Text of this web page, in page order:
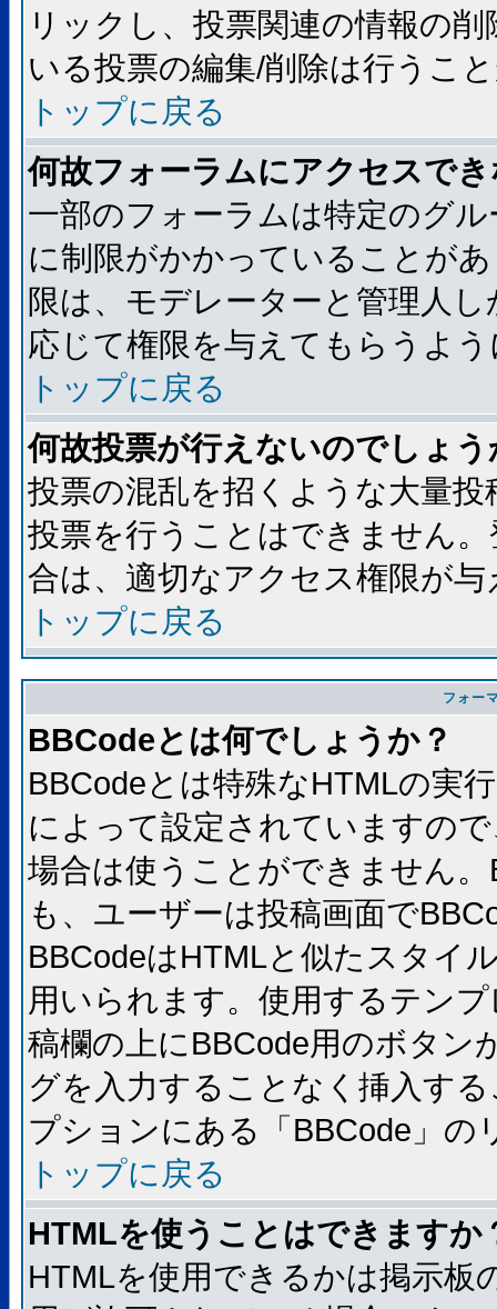
リックし、投票関連の情報の
いる投票の編集/削除は行うこ
トップに戻る
何故フォーラムにアクセスで
一部のフォーラムは特定のグ
に制限がかかっていることが
限は、モデレーターと管理人
応じて権限を与えてもらうよ
トップに戻る
何故投票が行えないのでしょう
投票の混乱を招くような大量
投票を行うことはできません
合は、適切なアクセス権限が
トップに戻る
フォー
BBCodeとは何でしょうか？
BBCodeとは特殊なHTMLの実
によって設定されていますの
場合は使うことができません
も、ユーザーは投稿画面で
BBCodeはHTMLと似たスタイ
用いられます。使用するテン
稿欄の上にBBCode用のボタン
グを入力することなく挿入す
プションにある「BBCode」
トップに戻る
HTMLを使うことはできますか
HTMLを使用できるかは掲示板